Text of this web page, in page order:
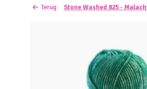
Terug Stone Washed 825 -